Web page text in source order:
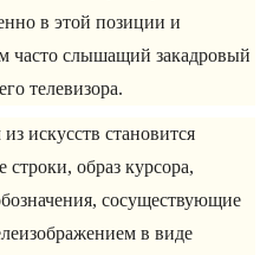
в этой позиции и
часто слышащий закадровый
телевизора.
искусств становится
образ курсора,
сосуществующие
в виде